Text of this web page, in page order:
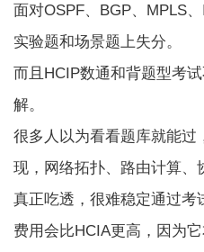
面对OSPF、BGP、MPLS
实验题和场景题上失分。
而且HCIP数通和背题型考
解。
很多人以为看看题库就能
现，网络拓扑、路由计算
真正吃透，很难稳定通过考
费用会比HCIA更高，因为